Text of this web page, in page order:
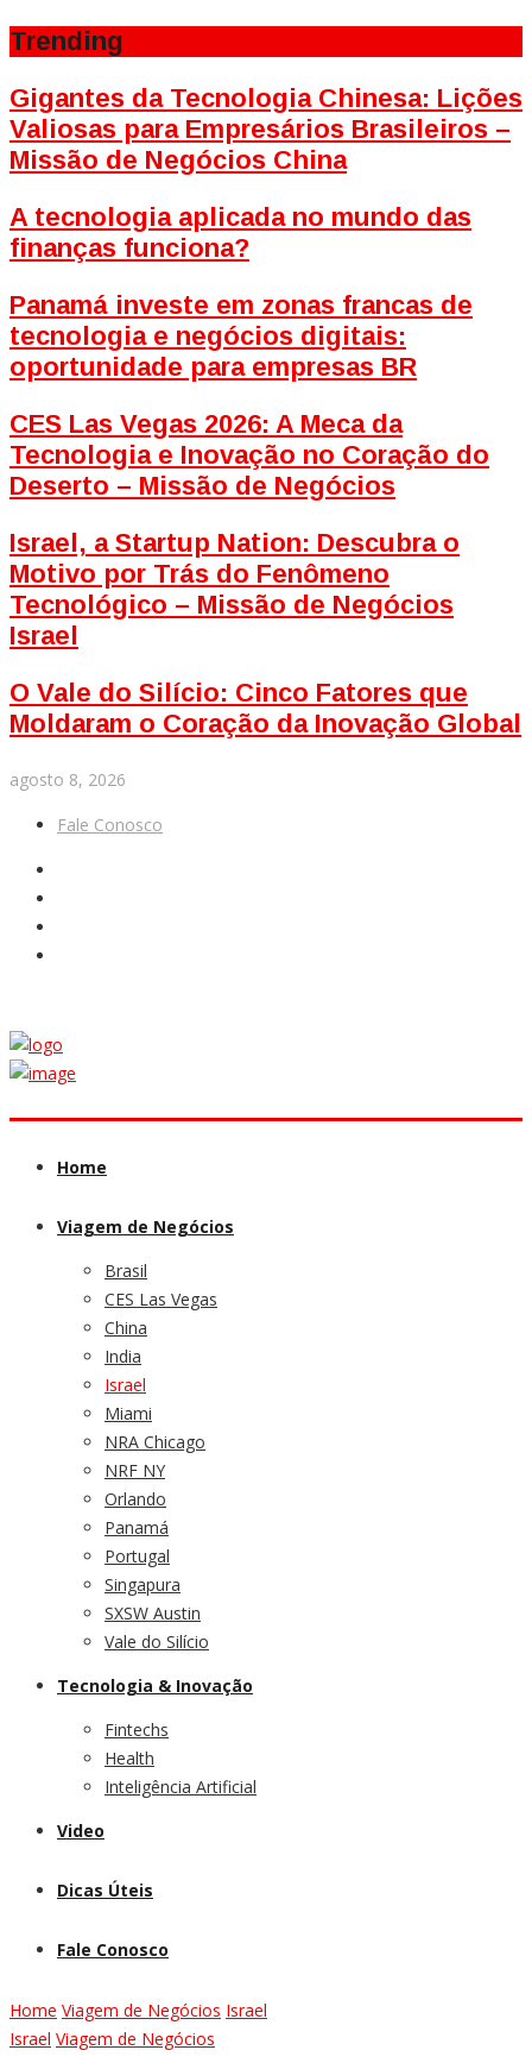
Trending
Gigantes da Tecnologia Chinesa: Lições
Valiosas para Empresários Brasileiros –
Missão de Negócios China
A tecnologia aplicada no mundo das
finanças funciona?
Panamá investe em zonas francas de
tecnologia e negócios digitais:
oportunidade para empresas BR
CES Las Vegas 2026: A Meca da
Tecnologia e Inovação no Coração do
Deserto – Missão de Negócios
Israel, a Startup Nation: Descubra o
Motivo por Trás do Fenômeno
Tecnológico – Missão de Negócios
Israel
O Vale do Silício: Cinco Fatores que
Moldaram o Coração da Inovação Global
agosto 8, 2026
Fale Conosco
Home
Viagem de Negócios
Brasil
CES Las Vegas
China
India
Israel
Miami
NRA Chicago
NRF NY
Orlando
Panamá
Portugal
Singapura
SXSW Austin
Vale do Silício
Tecnologia & Inovação
Fintechs
Health
Inteligência Artificial
Video
Dicas Úteis
Fale Conosco
Home Viagem de Negócios Israel
Israel Viagem de Negócios